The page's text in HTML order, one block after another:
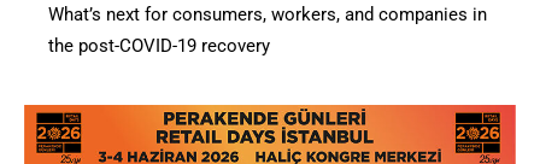
What’s next for consumers, workers, and companies in
the post-COVID-19 recovery